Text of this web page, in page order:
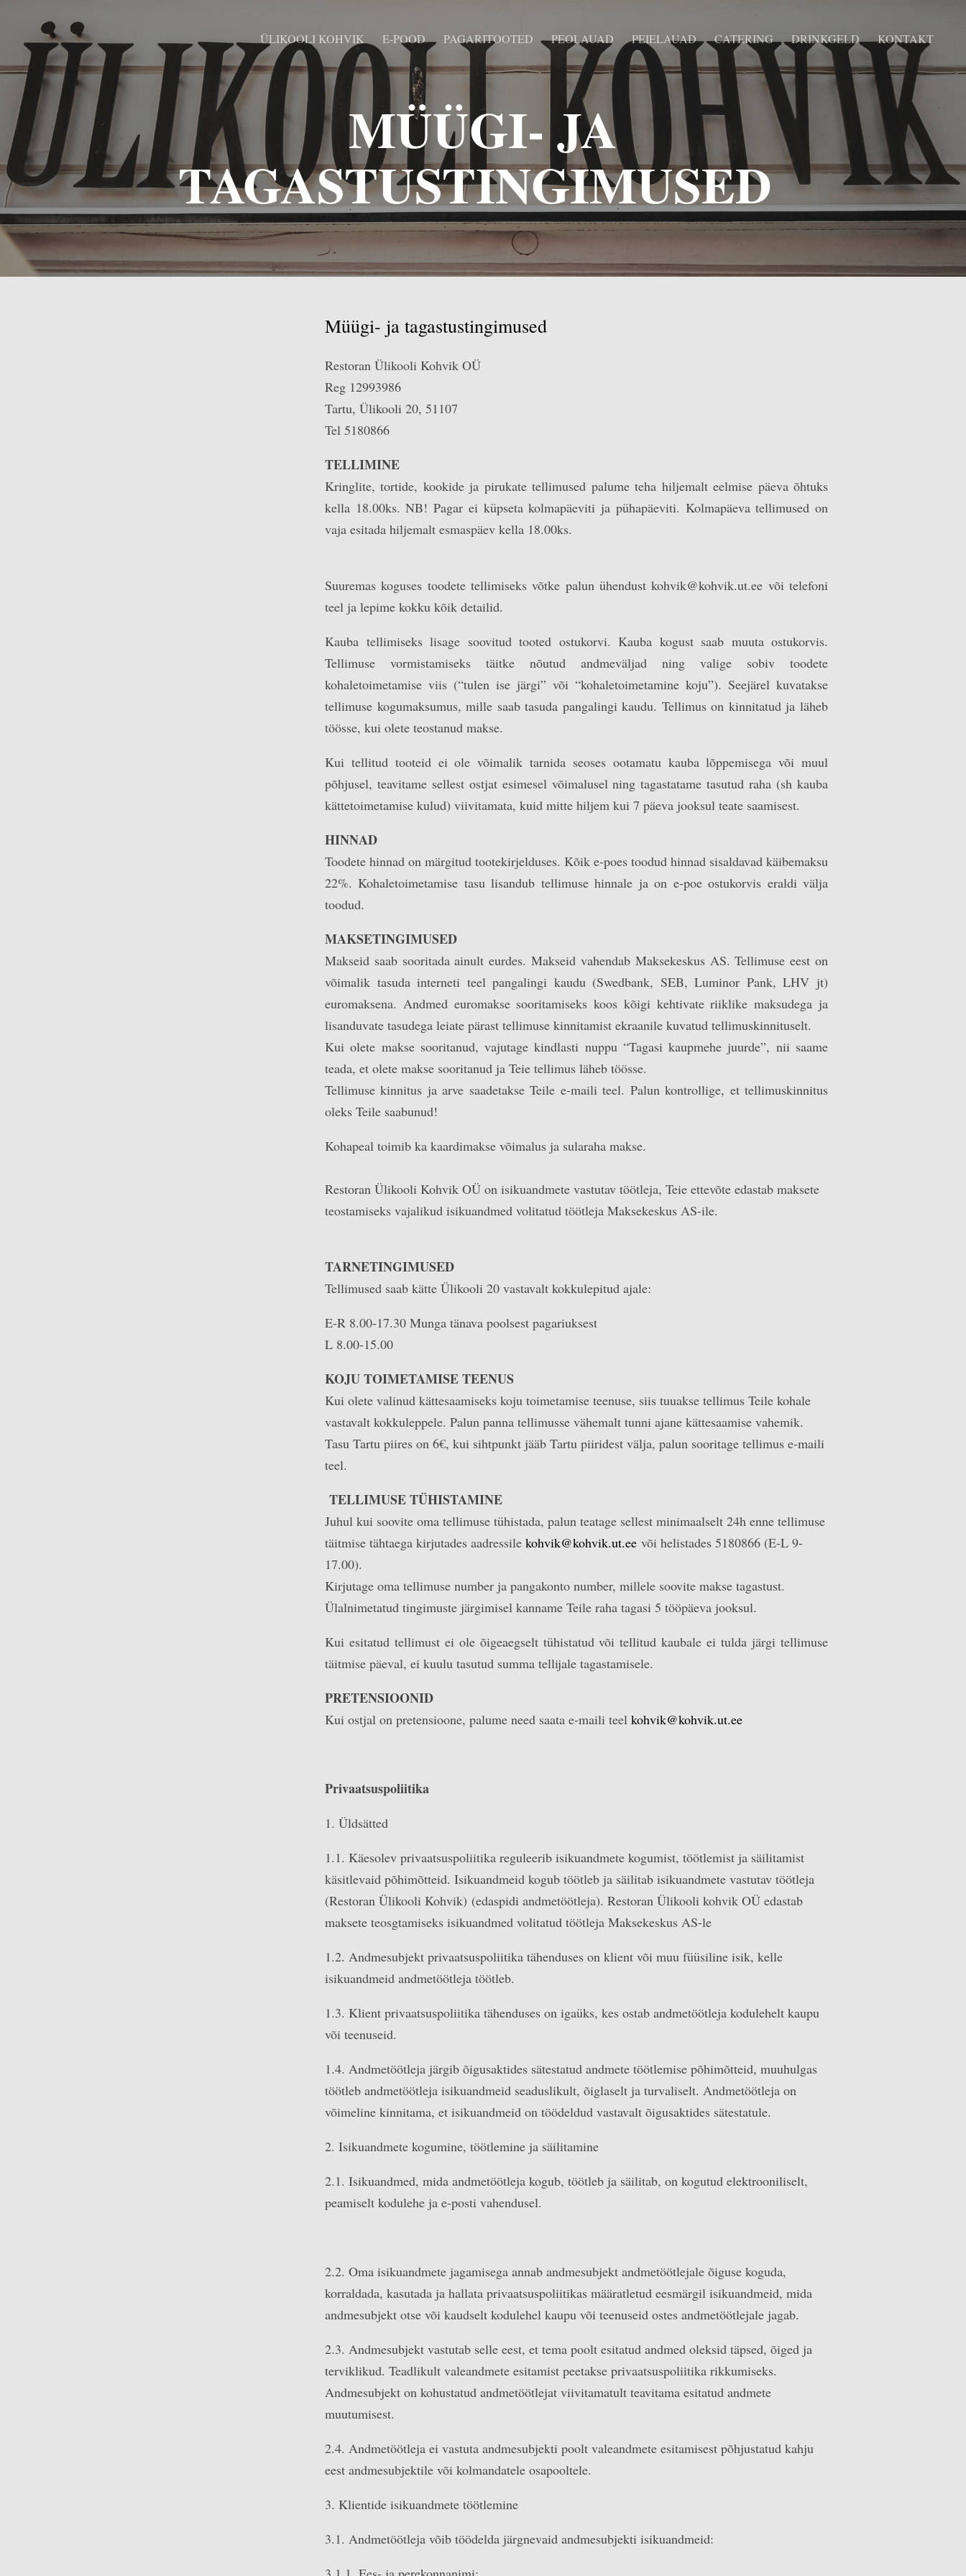
ÜLIKOOLI KOHVIK E-POOD PAGARITOOTED PEOLAUAD PEIELAUAD CATERING DRINKGELD KONTAKT
MÜÜGI- JA
TAGASTUSTINGIMUSED
Müügi- ja tagastustingimused
Restoran Ülikooli Kohvik OÜ
Reg 12993986
Tartu, Ülikooli 20, 51107
Tel 5180866
TELLIMINE
Kringlite, tortide, kookide ja pirukate tellimused palume teha hiljemalt eelmise päeva õhtuks
kella 18.00ks. NB! Pagar ei küpseta kolmapäeviti ja pühapäeviti. Kolmapäeva tellimused on
vaja esitada hiljemalt esmaspäev kella 18.00ks.
Suuremas koguses toodete tellimiseks võtke palun ühendust kohvik@kohvik.ut.ee või telefoni
teel ja lepime kokku kõik detailid.
Kauba tellimiseks lisage soovitud tooted ostukorvi. Kauba kogust saab muuta ostukorvis.
Tellimuse vormistamiseks täitke nõutud andmeväljad ning valige sobiv toodete
kohaletoimetamise viis (“tulen ise järgi” või “kohaletoimetamine koju”). Seejärel kuvatakse
tellimuse kogumaksumus, mille saab tasuda pangalingi kaudu. Tellimus on kinnitatud ja läheb
töösse, kui olete teostanud makse.
Kui tellitud tooteid ei ole võimalik tarnida seoses ootamatu kauba lõppemisega või muul
põhjusel, teavitame sellest ostjat esimesel võimalusel ning tagastatame tasutud raha (sh kauba
kättetoimetamise kulud) viivitamata, kuid mitte hiljem kui 7 päeva jooksul teate saamisest.
HINNAD
Toodete hinnad on märgitud tootekirjelduses. Kõik e-poes toodud hinnad sisaldavad käibemaksu
22%. Kohaletoimetamise tasu lisandub tellimuse hinnale ja on e-poe ostukorvis eraldi välja
toodud.
MAKSETINGIMUSED
Makseid saab sooritada ainult eurdes. Makseid vahendab Maksekeskus AS. Tellimuse eest on
võimalik tasuda interneti teel pangalingi kaudu (Swedbank, SEB, Luminor Pank, LHV jt)
euromaksena. Andmed euromakse sooritamiseks koos kõigi kehtivate riiklike maksudega ja
lisanduvate tasudega leiate pärast tellimuse kinnitamist ekraanile kuvatud tellimuskinnituselt.
Kui olete makse sooritanud, vajutage kindlasti nuppu “Tagasi kaupmehe juurde”, nii saame
teada, et olete makse sooritanud ja Teie tellimus läheb töösse.
Tellimuse kinnitus ja arve saadetakse Teile e-maili teel. Palun kontrollige, et tellimuskinnitus
oleks Teile saabunud!
Kohapeal toimib ka kaardimakse võimalus ja sularaha makse.
Restoran Ülikooli Kohvik OÜ on isikuandmete vastutav töötleja, Teie ettevõte edastab maksete
teostamiseks vajalikud isikuandmed volitatud töötleja Maksekeskus AS-ile.
TARNETINGIMUSED
Tellimused saab kätte Ülikooli 20 vastavalt kokkulepitud ajale:
E-R 8.00-17.30 Munga tänava poolsest pagariuksest
L 8.00-15.00
KOJU TOIMETAMISE TEENUS
Kui olete valinud kättesaamiseks koju toimetamise teenuse, siis tuuakse tellimus Teile kohale
vastavalt kokkuleppele. Palun panna tellimusse vähemalt tunni ajane kättesaamise vahemik.
Tasu Tartu piires on 6€, kui sihtpunkt jääb Tartu piiridest välja, palun sooritage tellimus e-maili
teel.
TELLIMUSE TÜHISTAMINE
Juhul kui soovite oma tellimuse tühistada, palun teatage sellest minimaalselt 24h enne tellimuse
täitmise tähtaega kirjutades aadressile kohvik@kohvik.ut.ee või helistades 5180866 (E-L 9-
17.00).
Kirjutage oma tellimuse number ja pangakonto number, millele soovite makse tagastust.
Ülalnimetatud tingimuste järgimisel kanname Teile raha tagasi 5 tööpäeva jooksul.
Kui esitatud tellimust ei ole õigeaegselt tühistatud või tellitud kaubale ei tulda järgi tellimuse
täitmise päeval, ei kuulu tasutud summa tellijale tagastamisele.
PRETENSIOONID
Kui ostjal on pretensioone, palume need saata e-maili teel kohvik@kohvik.ut.ee
Privaatsuspoliitika
1. Üldsätted
1.1. Käesolev privaatsuspoliitika reguleerib isikuandmete kogumist, töötlemist ja säilitamist
käsitlevaid põhimõtteid. Isikuandmeid kogub töötleb ja säilitab isikuandmete vastutav töötleja
(Restoran Ülikooli Kohvik) (edaspidi andmetöötleja). Restoran Ülikooli kohvik OÜ edastab
maksete teosgtamiseks isikuandmed volitatud töötleja Maksekeskus AS-le
1.2. Andmesubjekt privaatsuspoliitika tähenduses on klient või muu füüsiline isik, kelle
isikuandmeid andmetöötleja töötleb.
1.3. Klient privaatsuspoliitika tähenduses on igaüks, kes ostab andmetöötleja kodulehelt kaupu
või teenuseid.
1.4. Andmetöötleja järgib õigusaktides sätestatud andmete töötlemise põhimõtteid, muuhulgas
töötleb andmetöötleja isikuandmeid seaduslikult, õiglaselt ja turvaliselt. Andmetöötleja on
võimeline kinnitama, et isikuandmeid on töödeldud vastavalt õigusaktides sätestatule.
2. Isikuandmete kogumine, töötlemine ja säilitamine
2.1. Isikuandmed, mida andmetöötleja kogub, töötleb ja säilitab, on kogutud elektrooniliselt,
peamiselt kodulehe ja e-posti vahendusel.
2.2. Oma isikuandmete jagamisega annab andmesubjekt andmetöötlejale õiguse koguda,
korraldada, kasutada ja hallata privaatsuspoliitikas määratletud eesmärgil isikuandmeid, mida
andmesubjekt otse või kaudselt kodulehel kaupu või teenuseid ostes andmetöötlejale jagab.
2.3. Andmesubjekt vastutab selle eest, et tema poolt esitatud andmed oleksid täpsed, õiged ja
terviklikud. Teadlikult valeandmete esitamist peetakse privaatsuspoliitika rikkumiseks.
Andmesubjekt on kohustatud andmetöötlejat viivitamatult teavitama esitatud andmete
muutumisest.
2.4. Andmetöötleja ei vastuta andmesubjekti poolt valeandmete esitamisest põhjustatud kahju
eest andmesubjektile või kolmandatele osapooltele.
3. Klientide isikuandmete töötlemine
3.1. Andmetöötleja võib töödelda järgnevaid andmesubjekti isikuandmeid: